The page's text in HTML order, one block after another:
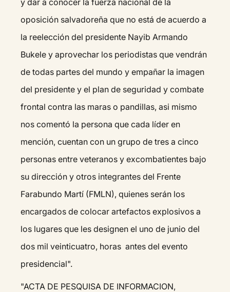
oposición salvadoreña que no está de acuerdo a
la reelección del presidente Nayib Armando
Bukele y aprovechar los periodistas que vendrán
de todas partes del mundo y empañar la imagen
del presidente y el plan de seguridad y combate
frontal contra las maras o pandillas, asi mismo
nos comentó la persona que cada líder en
mención, cuentan con un grupo de tres a cinco
personas entre veteranos y excombatientes bajo
su dirección y otros integrantes del Frente
Farabundo Martí (FMLN), quienes serán los
encargados de colocar artefactos explosivos a
los lugares que les designen el uno de junio del
dos mil veinticuatro, horas antes del evento
presidencial".
"ACTA DE PESQUISA DE INFORMACION,